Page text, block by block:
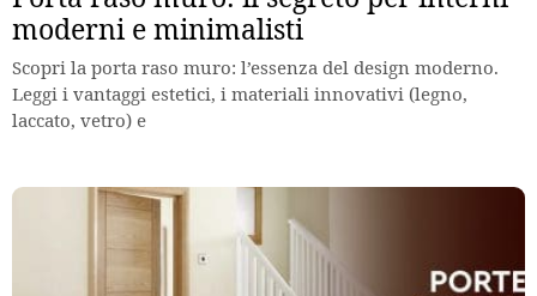
moderni e minimalisti
Scopri la porta raso muro: l’essenza del design moderno.
Leggi i vantaggi estetici, i materiali innovativi (legno,
laccato, vetro) e